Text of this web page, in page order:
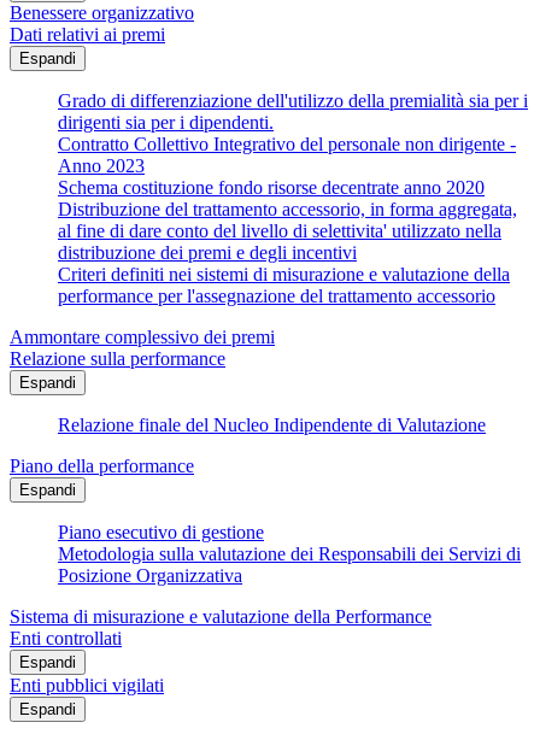
Benessere organizzativo
Dati relativi ai premi
Espandi
Grado di differenziazione dell'utilizzo della premialità sia per i
dirigenti sia per i dipendenti.
Contratto Collettivo Integrativo del personale non dirigente -
Anno 2023
Schema costituzione fondo risorse decentrate anno 2020
Distribuzione del trattamento accessorio, in forma aggregata,
al fine di dare conto del livello di selettivita' utilizzato nella
distribuzione dei premi e degli incentivi
Criteri definiti nei sistemi di misurazione e valutazione della
performance per l'assegnazione del trattamento accessorio
Ammontare complessivo dei premi
Relazione sulla performance
Espandi
Relazione finale del Nucleo Indipendente di Valutazione
Piano della performance
Espandi
Piano esecutivo di gestione
Metodologia sulla valutazione dei Responsabili dei Servizi di
Posizione Organizzativa
Sistema di misurazione e valutazione della Performance
Enti controllati
Espandi
Enti pubblici vigilati
Espandi